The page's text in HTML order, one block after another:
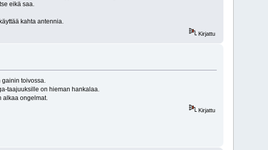
eikä saa.
kahta antennia.
Kirjattu
gainin toivossa.
taajuuksille on hieman hankalaa.
alkaa ongelmat.
Kirjattu